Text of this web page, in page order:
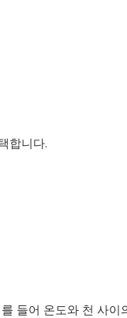
합니다.
들어 온도와 천 사이